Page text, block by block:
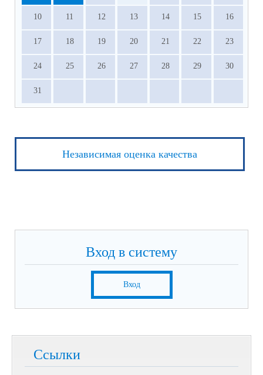
10 11 12 13 14 15 16
17 18 19 20 21 22 23
24 25 26 27 28 29 30
31
Независимая оценка качества
Вход в систему
Вход
Ссылки